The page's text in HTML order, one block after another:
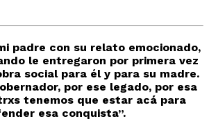
padre con su relato emocionado,
le entregaron por primera vez
social para él y para su madre.
por ese legado, por esa
tenemos que estar acá para
esa conquista”.